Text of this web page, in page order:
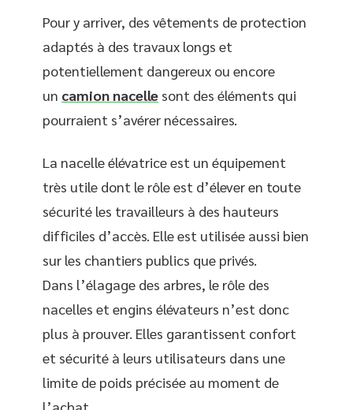
Pour y arriver, des vêtements de protection
adaptés à des travaux longs et
potentiellement dangereux ou encore
un camion nacelle sont des éléments qui
pourraient s’avérer nécessaires.
La nacelle élévatrice est un équipement
très utile dont le rôle est d’élever en toute
sécurité les travailleurs à des hauteurs
difficiles d’accès. Elle est utilisée aussi bien
sur les chantiers publics que privés.
Dans l’élagage des arbres, le rôle des
nacelles et engins élévateurs n’est donc
plus à prouver. Elles garantissent confort
et sécurité à leurs utilisateurs dans une
limite de poids précisée au moment de
l’achat.